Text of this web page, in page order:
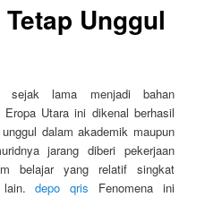
Unggul
sejak lama menjadi bahan
Utara ini dikenal berhasil
dalam akademik maupun
jarang diberi pekerjaan
belajar yang relatif singkat
lain.depo qris Fenomena ini